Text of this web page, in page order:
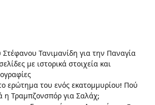
Στέφανου Τανιμανίδη για την Παναγία
με ιστορικά στοιχεία και
ερώτημα του ενός εκατομμυρίου! Πού
η Τραμπζονσπόρ για Σαλάχ;